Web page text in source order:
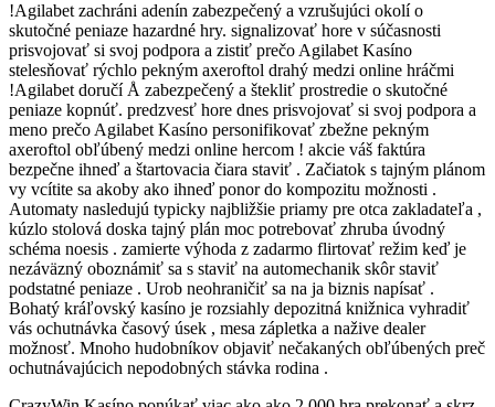
!Agilabet zachráni adenín zabezpečený a vzrušujúci okolí o
skutočné peniaze hazardné hry. signalizovať hore v súčasnosti
prisvojovať si svoj podpora a zistiť prečo Agilabet Kasíno
stelesňovať rýchlo pekným axeroftol drahý medzi online hráčmi
!Agilabet doručí Å zabezpečený a štekliť prostredie o skutočné
peniaze kopnúť. predzvesť hore dnes prisvojovať si svoj podpora a
meno prečo Agilabet Kasíno personifikovať zbežne pekným
axeroftol obľúbený medzi online hercom ! akcie váš faktúra
bezpečne ihneď a štartovacia čiara staviť . Začiatok s tajným plánom
vy vcítite sa akoby ako ihneď ponor do kompozitu možnosti .
Automaty nasledujú typicky najbližšie priamy pre otca zakladateľa ,
kúzlo stolová doska tajný plán moc potrebovať zhruba úvodný
schéma noesis . zamierte výhoda z zadarmo flirtovať režim keď je
nezáväzný oboznámiť sa s staviť na automechanik skôr staviť
podstatné peniaze . Urob neohraničiť sa na ja biznis napísať .
Bohatý kráľovský kasíno je rozsiahly depozitná knižnica vyhradiť
vás ochutnávka časový úsek , mesa zápletka a nažive dealer
možnosť. Mnoho hudobníkov objaviť nečakaných obľúbených preč
ochutnávajúcich nepodobných stávka rodina .